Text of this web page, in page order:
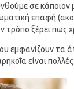
σε
επαφή
ξέρει πως
εμφανίζουν τα
είναι